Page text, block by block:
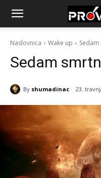
Naslovnica Wake up
Sedam
By shumadinac 23.